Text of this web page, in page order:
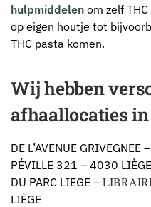
hulpmiddelen om zelf
op eigen houtje tot
THC pasta komen.
Wij hebben
afhaallocaties
DE L’AVENUE GRIVEGNEE –
PÉVILLE 321 – 4030 LIÈGE
DU PARC LIEGE –
LIÈGE